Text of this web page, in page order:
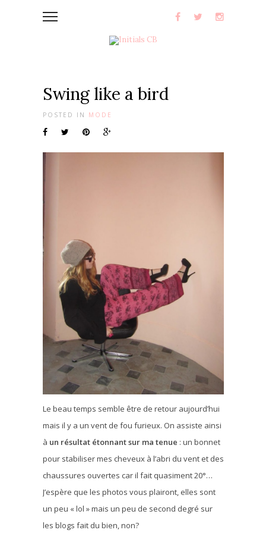
Swing like a bird
POSTED IN MODE
Le beau temps semble être de retour aujourd’hui
mais il y a un vent de fou furieux. On assiste ainsi
à un résultat étonnant sur ma tenue : un bonnet
pour stabiliser mes cheveux à l’abri du vent et des
chaussures ouvertes car il fait quasiment 20°…
J’espère que les photos vous plairont, elles sont
un peu « lol » mais un peu de second degré sur
les blogs fait du bien, non?